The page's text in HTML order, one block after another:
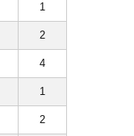
1
2
4
1
2